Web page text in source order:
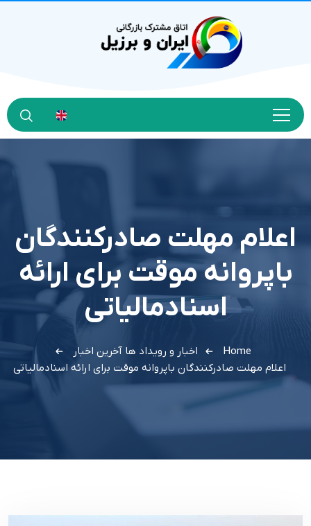
اعلام مهلت صادرکنندگان
باپروانه موقت برای ارائه
اسنادمالیاتی
Home اخبار و رویداد ها آخرین اخبار
اعلام مهلت صادرکنندگان باپروانه موقت برای ارائه اسنادمالیاتی